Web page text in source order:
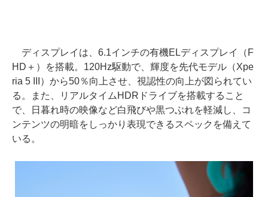
ディスプレイは、6.1インチの有機ELディスプレイ（F
HD＋）を搭載。120Hz駆動で、輝度を先代モデル（Xpe
ria 5 III）から50％向上させ、視認性の向上が図られてい
る。また、リアルタイムHDRドライブを搭載すること
で、日暮れ時の映像など白飛びや黒つぶれを軽減し、コ
ンテンツの明暗をしっかり表現できるスペックを備えて
いる。